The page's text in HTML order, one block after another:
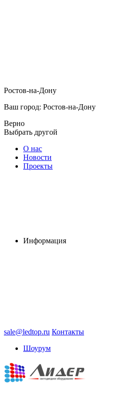
Ростов-на-Дону
Ваш город: Ростов-на-Дону
Верно
Выбрать другой
О нас
Новости
Проекты
Информация
sale@ledtop.ru Контакты
Шоурум